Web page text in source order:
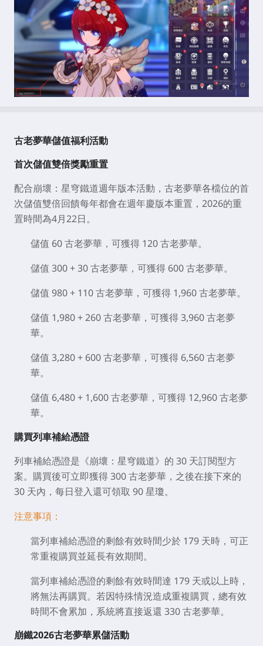
古老夢華儲值福利活動
首次儲值雙倍獎勵重置
配合崩壞：星穹鐵道週年版本活動，古老夢華各檔位的首
次儲值雙倍回饋每年都會在週年慶版本重置，2026的重
置時間為4月22日。
儲值 60 古老夢華，可獲得 120 古老夢華。
儲值 300 + 30 古老夢華，可獲得 600 古老夢華。
儲值 980 + 110 古老夢華，可獲得 1,960 古老夢華。
儲值 1,980 + 260 古老夢華，可獲得 3,960 古老夢
華。
儲值 3,280 + 600 古老夢華，可獲得 6,560 古老夢
華。
儲值 6,480 + 1,600 古老夢華，可獲得 12,960 古老夢
華。
購買列車補給憑證
列車補給憑證是《崩壞：星穹鐵道》的 30 天訂閱型方
案。購買後可立即獲得 300 古老夢華，之後在接下來的
30 天內，每日登入還可領取 90 星瓊。
注意事項：
當列車補給憑證的剩餘有效時間少於 179 天時，可正
常重複購買並延長有效期間。
當列車補給憑證的剩餘有效時間達 179 天或以上時，
將無法再購買。若因特殊情況造成重複購買，總有效
時間不會累加，系統將直接返還 330 古老夢華。
崩鐵2026古老夢華累儲活動